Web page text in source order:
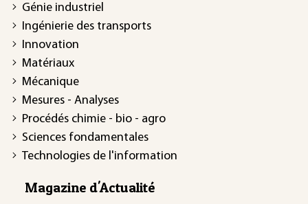
Génie industriel
Ingénierie des transports
Innovation
Matériaux
Mécanique
Mesures - Analyses
Procédés chimie - bio - agro
Sciences fondamentales
Technologies de l'information
Magazine d'Actualité